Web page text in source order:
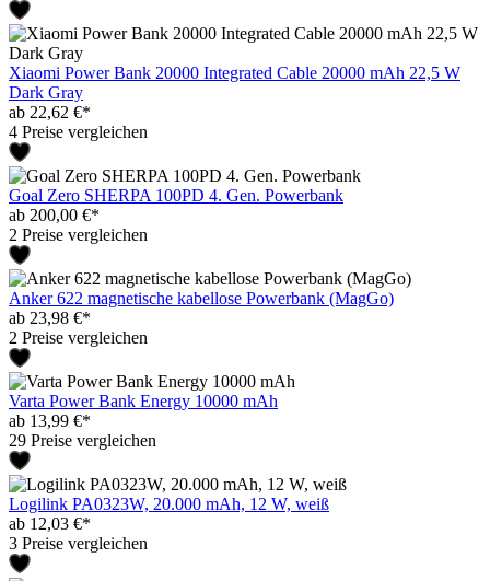
Xiaomi Power Bank 20000 Integrated Cable 20000 mAh 22,5 W
Dark Gray
ab 22,62 €*
4 Preise vergleichen
Goal Zero SHERPA 100PD 4. Gen. Powerbank
ab 200,00 €*
2 Preise vergleichen
Anker 622 magnetische kabellose Powerbank (MagGo)
ab 23,98 €*
2 Preise vergleichen
Varta Power Bank Energy 10000 mAh
ab 13,99 €*
29 Preise vergleichen
Logilink PA0323W, 20.000 mAh, 12 W, weiß
ab 12,03 €*
3 Preise vergleichen